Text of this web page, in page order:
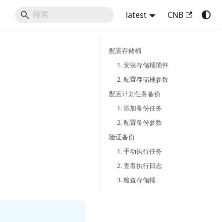
latest CNB
配置存储桶
1. 安装存储桶插件
2. 配置存储桶参数
配置计划任务备份
1. 添加备份任务
2. 配置备份参数
验证备份
1. 手动执行任务
2. 查看执行日志
3. 检查存储桶